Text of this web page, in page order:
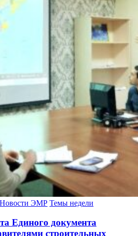
Новости ЭМР Темы недели
Единого документа
строительных